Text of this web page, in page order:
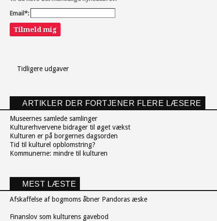
Email*:
Tilmeld mig
Tidligere udgaver
ARTIKLER DER FORTJENER FLERE LÆSERE
Museernes samlede samlinger
Kulturerhvervene bidrager til øget vækst
Kulturen er på borgernes dagsorden
Tid til kulturel opblomstring?
Kommunerne: mindre til kulturen
MEST LÆSTE
Afskaffelse af bogmoms åbner Pandoras æske
Finanslov som kulturens gavebod